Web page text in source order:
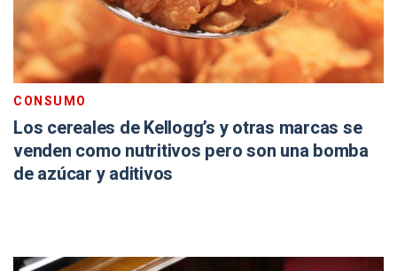
CONSUMO
Los cereales de Kellogg’s y otras marcas se
venden como nutritivos pero son una bomba
de azúcar y aditivos